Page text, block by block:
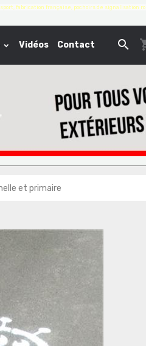
fabrication française, pochoirs de
Vidéos Contact
et primaire